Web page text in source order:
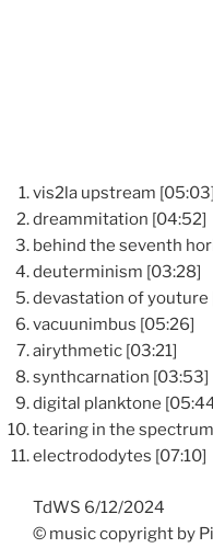
vis2la upstream [05:03]
dreammitation [04:52]
behind the seventh
deuterminism [03:28]
devastation of youture
vacuunimbus [05:26]
airythmetic [03:21]
synthcarnation [03:53]
digital planktone
tearing in the
electrododytes [07:10]
TdWS 6/12/2024
© music copyright by